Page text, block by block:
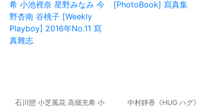
No.40 寫真雜志
石川戀 小芝風花 高畑充希 小
中村靜香《HUG ハグ》